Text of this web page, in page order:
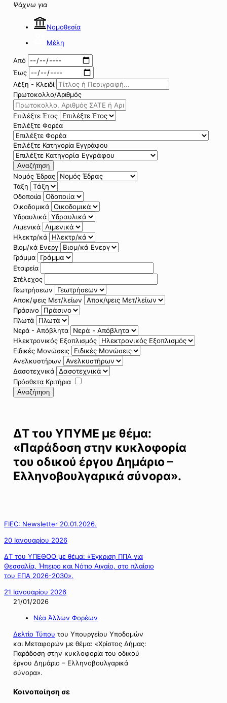
Ψάχνω για
Νομοθεσία
Μέλη
Από
Έως
Λέξη - Κλειδί
Πρωτοκολλο/Αριθμός
Επιλέξτε Έτος
Επιλέξτε Φορέα
Επιλέξτε Κατηγορία Εγγράφου
Αναζήτηση
Νομός Έδρας
Τάξη
Οδοποιία
Οικοδομικά
Υδραυλικά
Λιμενικά
Ηλεκτρ/κά
Βιομ/κά Ενεργ
Γράμμα
Εταιρεία
Στέλεχος
Γεωτρήσεων
Αποκ/ψεις Μετ/λείων
Πράσινο
Πλωτά
Νερά - Απόβλητα
Ηλεκτρονικός Εξοπλισμός
Ειδικές Μονώσεις
Ανελκυστήρων
Δασοτεχνικά
Πρόσθετα Κριτήρια
Αναζήτηση
ΔΤ του ΥΠΥΜΕ με θέμα:
«Παράδοση στην κυκλοφορία
του οδικού έργου Δημάριο –
Ελληνοβουλγαρικά σύνορα».
FIEC: Newsletter 20.01.2026.
20 Ιανουαρίου 2026
ΔΤ του ΥΠΕΘΟΟ με θέμα: «Έγκριση ΠΠΑ για
Θεσσαλία, Ήπειρο και Νότιο Αιγαίο, στο πλαίσιο
του ΕΠΑ 2026-2030».
21 Ιανουαρίου 2026
21/01/2026
Νέα Άλλων Φορέων
Δελτίο Τύπου του Υπουργείου Υποδομών
και Μεταφορών με θέμα: «Χρίστος Δήμας:
Παράδοση στην κυκλοφορία του οδικού
έργου Δημάριο – Ελληνοβουλγαρικά
σύνορα».
Κοινοποίηση σε